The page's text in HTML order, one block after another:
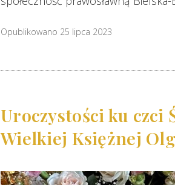
Opublikowano 25 lipca 2023
Uroczystości ku czci
Wielkiej Księżnej